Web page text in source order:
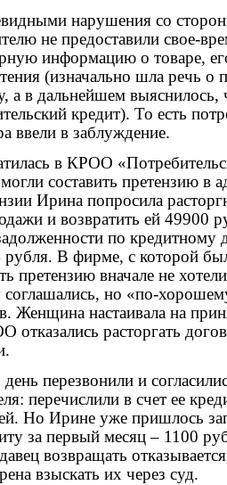
нарушения со
не предоставили свое-
информацию о товаре,
(изначально шла речь о
а в дальнейшем выяснилось,
кредит). То есть
ввели в заблуждение.
в КРОО
составить претензию в
Ирина попросила
и возвратить ей 49900
по кредитному
рубля. В фирме, с которой
претензию вначале не
соглашались, но «по-
Женщина настаивала на
отказались расторгать
перезвонили и
перечислили в счет ее
Но Ирине уже пришлось
за первый месяц – 1100
возвращать
взыскать их через суд.